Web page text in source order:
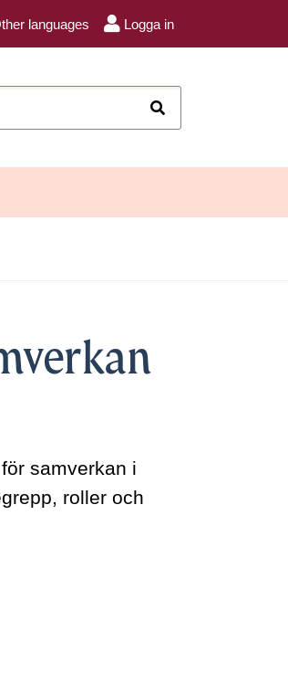
languages Logga in
samverkan i
roller och